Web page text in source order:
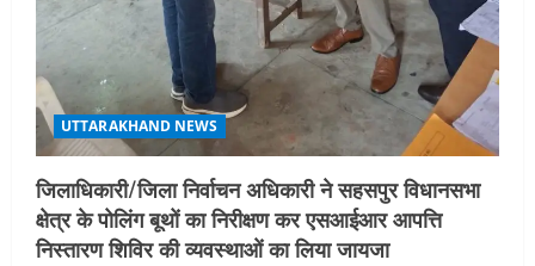
UTTARAKHAND NEWS
जिलाधिकारी/जिला निर्वाचन अधिकारी ने सहसपुर विधानसभा
क्षेत्र के पोलिंग बूथों का निरीक्षण कर एसआईआर आपत्ति
निस्तारण शिविर की व्यवस्थाओं का लिया जायजा